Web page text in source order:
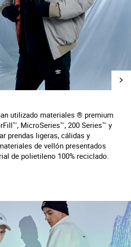
utilizado materiales ® premium
MicroSeries™, 200 Series™ y
prendas ligeras, cálidas y
de vellón presentados
de polietileno 100% reciclado.